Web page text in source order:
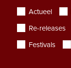
Actueel
Re-releases
Festivals